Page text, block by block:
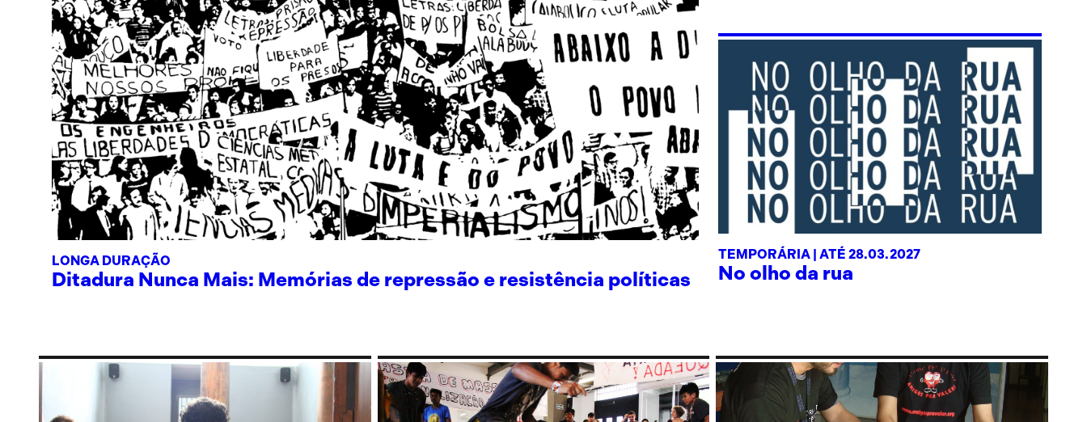
LONGA DURAÇÃO
Ditadura Nunca Mais: Memórias de repressão e resistência políticas
TEMPORÁRIA | ATÉ 28.03.2027
No olho da rua